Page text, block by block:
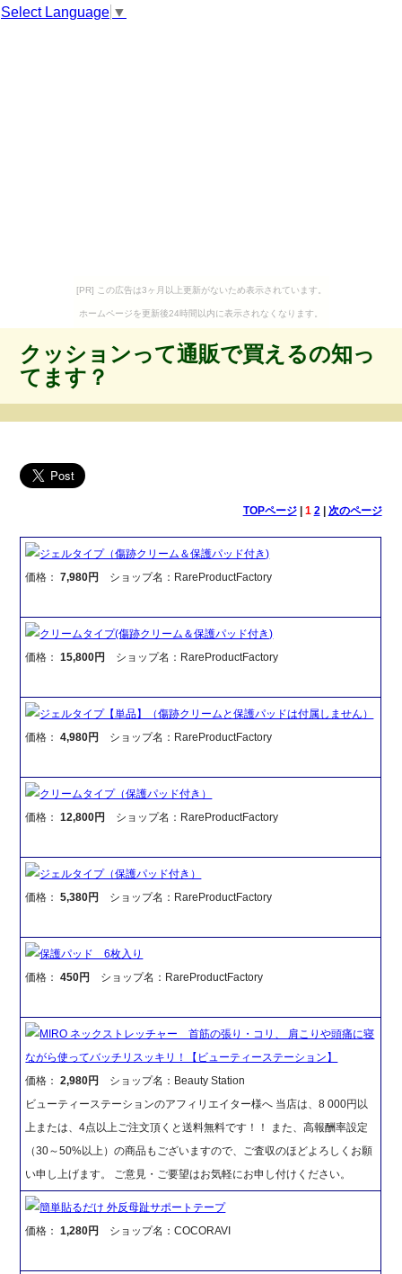
Select Language ▼
[PR] この広告は3ヶ月以上更新がないため表示されています。
ホームページを更新後24時間以内に表示されなくなります。
クッションって通販で買えるの知っ
てます？
TOPページ| 1 2| 次のページ
ジェルタイプ（傷跡クリーム＆保護パッド付き)
価格：7,980円 ショップ名：RareProductFactory
クリームタイプ(傷跡クリーム＆保護パッド付き)
価格：15,800円 ショップ名：RareProductFactory
ジェルタイプ【単品】（傷跡クリームと保護パッドは付属しません）
価格：4,980円 ショップ名：RareProductFactory
クリームタイプ（保護パッド付き）
価格：12,800円 ショップ名：RareProductFactory
ジェルタイプ（保護パッド付き）
価格：5,380円 ショップ名：RareProductFactory
保護パッド 6枚入り
価格：450円 ショップ名：RareProductFactory
MIRO ネックストレッチャー 首筋の張り・コリ、 肩こりや頭痛に寝
ながら使ってバッチリスッキリ！【ビューティーステーション】
価格：2,980円
ショップ名：Beauty Station
ビューティーステーションのアフィリエイター様へ 当店は、8 000円以
上または、4点以上ご注文頂くと送料無料です！！ また、高報酬率設定
（30～50%以上）の商品もございますので、ご査収のほどよろしくお願
い申し上げます。 ご意見・ご要望はお気軽にお申し付けください。
簡単貼るだけ 外反母趾サポートテープ
価格：1,280円 ショップ名：COCORAVI